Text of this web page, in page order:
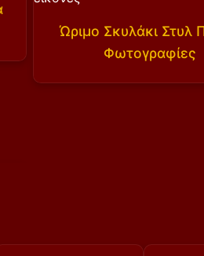
Ώριμο Σκυλάκι Στυλ
Φωτογραφίες